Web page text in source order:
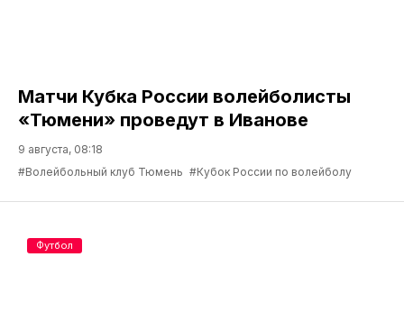
Матчи Кубка России волейболисты
«Тюмени» проведут в Иванове
9 августа, 08:18
#Волейбольный клуб Тюмень #Кубок России по волейболу
Футбол